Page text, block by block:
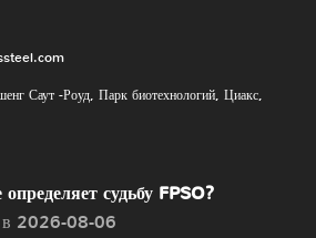
Саут -Роуд, Парк биотехнологий, Циакс,
судьбу FPSO?
в 2026-08-06